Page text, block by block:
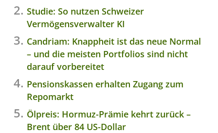
Studie: So nutzen Schweizer
Vermögensverwalter KI
Candriam: Knappheit ist das neue Normal
– und die meisten Portfolios sind nicht
darauf vorbereitet
Pensionskassen erhalten Zugang zum
Repomarkt
Ölpreis: Hormuz-Prämie kehrt zurück –
Brent über 84 US-Dollar